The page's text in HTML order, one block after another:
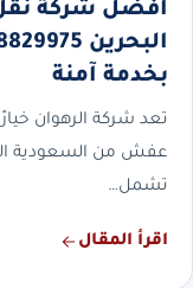
افضل شركة
بخدمة آمنة
تعد شركة الرهوان
عفش من السعودية
تشمل…
اقرأ المقال